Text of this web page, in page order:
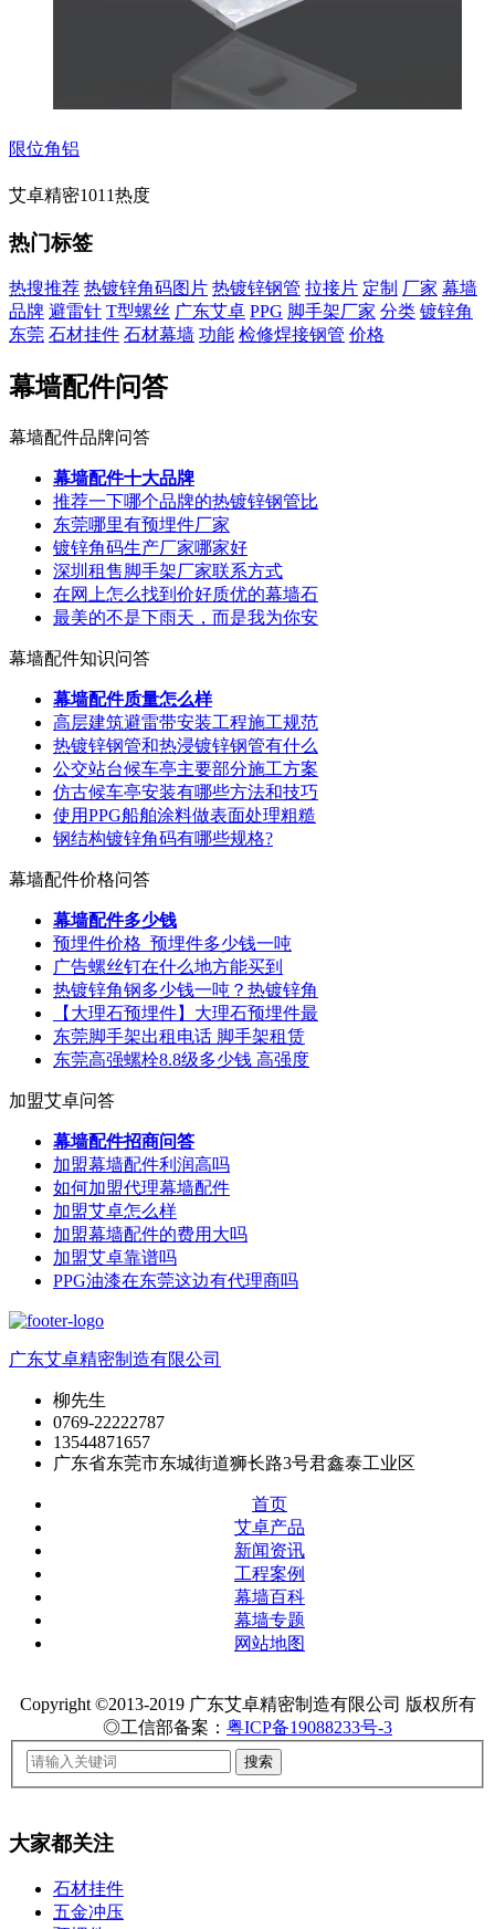
限位角铝
艾卓精密1011热度
热门标签
热搜推荐 热镀锌角码图片 热镀锌钢管 拉接片 定制 厂家 幕墙
品牌 避雷针 T型螺丝 广东艾卓 PPG 脚手架厂家 分类 镀锌角
东莞 石材挂件 石材幕墙 功能 检修焊接钢管 价格
幕墙配件问答
幕墙配件品牌问答
幕墙配件十大品牌
推荐一下哪个品牌的热镀锌钢管比
东莞哪里有预埋件厂家
镀锌角码生产厂家哪家好
深圳租售脚手架厂家联系方式
在网上怎么找到价好质优的幕墙石
最美的不是下雨天，而是我为你安
幕墙配件知识问答
幕墙配件质量怎么样
高层建筑避雷带安装工程施工规范
热镀锌钢管和热浸镀锌钢管有什么
公交站台候车亭主要部分施工方案
仿古候车亭安装有哪些方法和技巧
使用PPG船舶涂料做表面处理粗糙
钢结构镀锌角码有哪些规格?
幕墙配件价格问答
幕墙配件多少钱
预埋件价格_预埋件多少钱一吨
广告螺丝钉在什么地方能买到
热镀锌角钢多少钱一吨？热镀锌角
【大理石预埋件】大理石预埋件最
东莞脚手架出租电话 脚手架租赁
东莞高强螺栓8.8级多少钱 高强度
加盟艾卓问答
幕墙配件招商问答
加盟幕墙配件利润高吗
如何加盟代理幕墙配件
加盟艾卓怎么样
加盟幕墙配件的费用大吗
加盟艾卓靠谱吗
PPG油漆在东莞这边有代理商吗
广东艾卓精密制造有限公司
柳先生
0769-22222787
13544871657
广东省东莞市东城街道狮长路3号君鑫泰工业区
首页
艾卓产品
新闻资讯
工程案例
幕墙百科
幕墙专题
网站地图
Copyright ©2013-2019 广东艾卓精密制造有限公司 版权所有
◎工信部备案： 粤ICP备19088233号-3
大家都关注
石材挂件
五金冲压